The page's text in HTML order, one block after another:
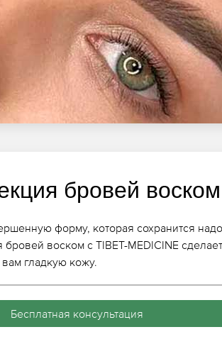
бровей воском
форму, которая сохранится
воском с TIBET-MEDICINE
гладкую кожу.
Бесплатная консультация